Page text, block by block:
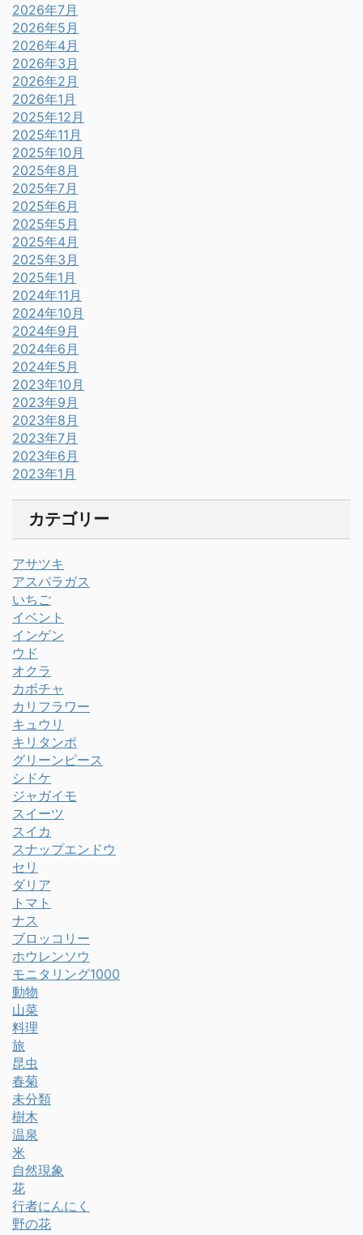
2026年7月
2026年5月
2026年4月
2026年3月
2026年2月
2026年1月
2025年12月
2025年11月
2025年10月
2025年8月
2025年7月
2025年6月
2025年5月
2025年4月
2025年3月
2025年1月
2024年11月
2024年10月
2024年9月
2024年6月
2024年5月
2023年10月
2023年9月
2023年8月
2023年7月
2023年6月
2023年1月
カテゴリー
アサツキ
アスパラガス
いちご
イベント
インゲン
ウド
オクラ
カボチャ
カリフラワー
キュウリ
キリタンポ
グリーンピース
シドケ
ジャガイモ
スイーツ
スイカ
スナップエンドウ
セリ
ダリア
トマト
ナス
ブロッコリー
ホウレンソウ
モニタリング1000
動物
山菜
料理
旅
昆虫
春菊
未分類
樹木
温泉
米
自然現象
花
行者にんにく
野の花